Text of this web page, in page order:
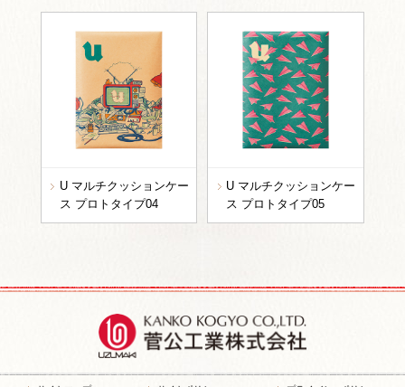
U マルチクッションケー
ス プロトタイプ04
U マルチクッションケー
ス プロトタイプ05